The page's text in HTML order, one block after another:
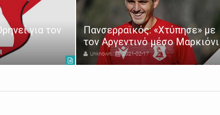
με
Μαρκιόνι
Στη Ριζούπολη το
Παναθηναϊκός Β' –
Πανσερραϊκός
Unknown 2022-11-30